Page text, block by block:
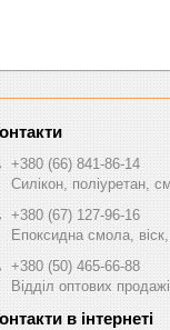
+380 (66) 841-86-14
Силікон, поліуретан,
+380 (67) 127-96-16
Епоксидна смола, віск,
+380 (50) 465-66-88
Відділ оптових